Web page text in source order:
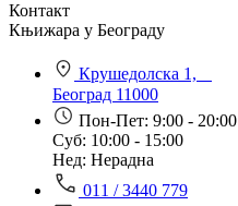
Контакт
Књижара у Београду
Крушедолска 1,
Београд 11000
Пон-Пет: 9:00 - 20:00
Суб: 10:00 - 15:00
Нед: Нерадна
011 / 3440 779